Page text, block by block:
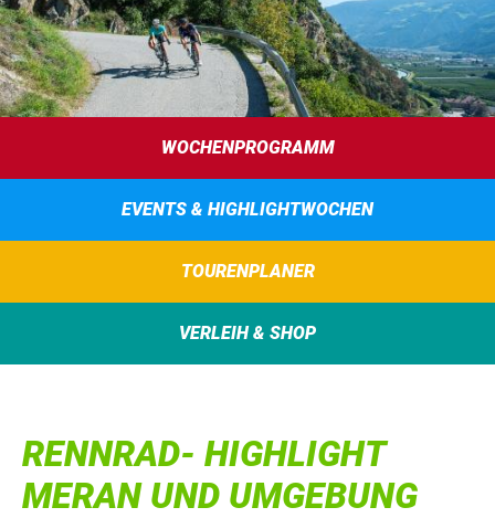
WOCHENPROGRAMM
EVENTS & HIGHLIGHTWOCHEN
TOURENPLANER
VERLEIH & SHOP
RENNRAD- HIGHLIGHT
MERAN UND UMGEBUNG